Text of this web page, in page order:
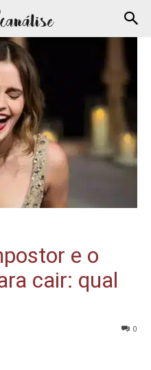
e o
cair: qual
0